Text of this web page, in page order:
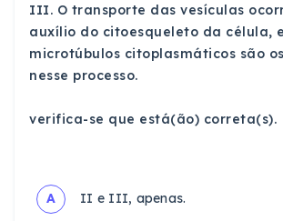
III. O transporte das vesículas
auxílio do citoesqueleto da célula,
microtúbulos citoplasmáticos são
nesse processo.
verifica-se que está(ão) correta(s).
A II e III, apenas.